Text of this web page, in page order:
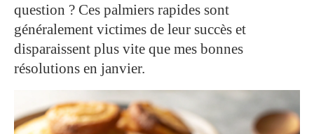
question ? Ces palmiers rapides sont
généralement victimes de leur succès et
disparaissent plus vite que mes bonnes
résolutions en janvier.